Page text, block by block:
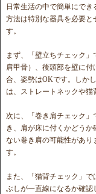
日常生活の中で簡単にで
方法は特別な器具を必要と
す。
まず、「壁立ちチェック
肩甲骨）、後頭部を壁に
合、姿勢はOKです。しか
は、ストレートネックや猫
次に、「巻き肩チェック
き、肩が床に付くかどう
ない巻き肩の可能性があり
す。
また、「猫背チェック」
ぶしが一直線になるか確